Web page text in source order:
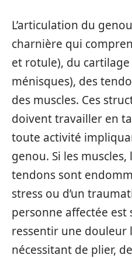
L’articulation du
charnière qui
et rotule), du
ménisques), des
des muscles. Ces
doivent travailler en
toute activité
genou. Si les
tendons sont
stress ou d’un
personne affectée est
ressentir une douleur
nécessitant de plier,